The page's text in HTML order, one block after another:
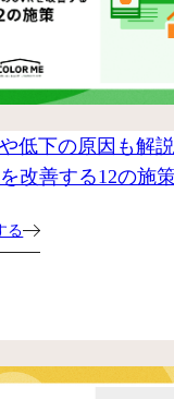
低下の原因も解
改善する12の施
る